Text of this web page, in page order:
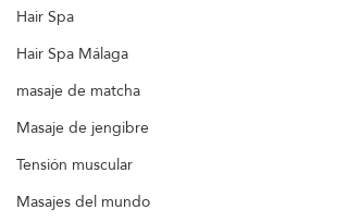
Hair Spa
Hair Spa Málaga
masaje de matcha
Masaje de jengibre
Tensión muscular
Masajes del mundo